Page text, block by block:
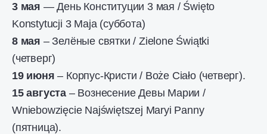
3 мая — День Конституции 3 мая / Święto
Konstytucji 3 Maja (суббота)
8 мая – Зелёные святки / Zielone Świątki
(четверг)
19 июня – Корпус-Кристи / Boże Ciało (четверг).
15 августа – Вознесение Девы Марии /
Wniebowzięcie Najświętszej Maryi Panny
(пятница).